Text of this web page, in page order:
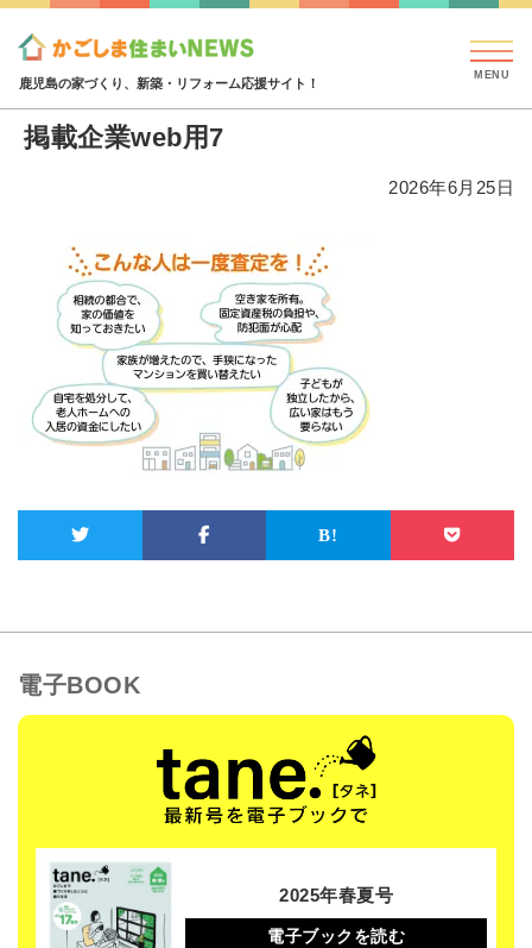
鹿児島の家づくり、新築・リフォーム応援サイト！
掲載企業web用7
2026年6月25日
電子BOOK
2025年春夏号
電子ブックを読む